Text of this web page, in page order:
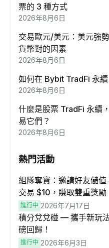
票的 3 種方式
2026年8月6日
交易歐元/美元：美元強
貨幣對的因素
2026年8月6日
如何在 Bybit TradFi 永
2026年8月6日
什麼是股票 TradFi 永續
易它們？
2026年8月6日
熱門活動
組隊奪寶：邀請好友儲
交易 $10，賺取雙重獎勵
進行中 2026年7月17日
積分兌兌碰 — 攜手新玩
磅回歸！
進行中 2026年6月3日